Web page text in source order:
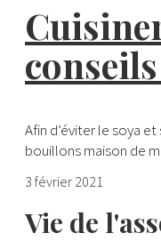
Afin d’éviter le soya
bouillons maison de
3 février 2021
Vie de